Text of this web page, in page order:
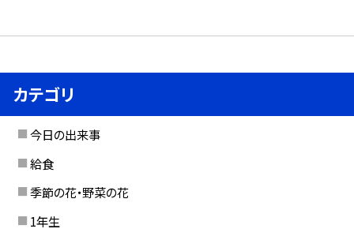
カテゴリ
今日の出来事
給食
季節の花・野菜の花
1年生